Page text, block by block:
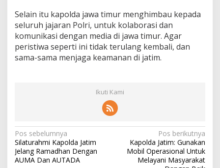
Selain itu kapolda jawa timur menghimbau kepada
seluruh jajaran Polri, untuk kolaborasi dan
komunikasi dengan media di jawa timur. Agar
peristiwa seperti ini tidak terulang kembali, dan
sama-sama menjaga keamanan di jatim.
Ikuti Kami
N
a
v
Pos sebelumnya
Silaturahmi Kapolda Jatim
Jelang Ramadhan Dengan
AUMA Dan AUTADA
Pos berikutnya
Kapolda Jatim: Gunakan
Mobil Operasional Untuk
Melayani Masyarakat